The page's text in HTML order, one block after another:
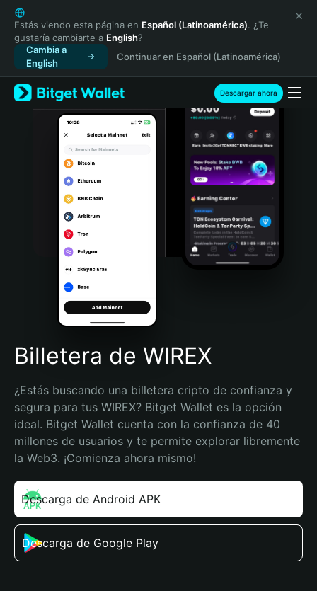
English
日本語
Tiếng Việt
Русский
Español (Latinoamérica)
Türkçe
Italiano
Português (Portugal)
Bahasa Indonesia
Português (Brasil)
Español (Argentina)
Estás viendo esta página en Español (Latinoamérica). ¿Te
gustaría cambiarte a English?
Cambia a
English
Continuar en Español (Latinoamérica)
Descargar ahora
Billetera de WIREX
¿Estás buscando una billetera cripto de confianza y
segura para tus WIREX? Bitget Wallet es la opción
ideal. Bitget Wallet cuenta con la confianza de 40
millones de usuarios y te permite explorar libremente
la Web3. ¡Comienza ahora mismo!
Descarga de Android APK
Descarga de Google Play